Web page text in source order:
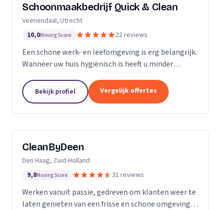
Schoonmaakbedrijf Quick & Clean
Veenendaal, Utrecht
10,0Moving Score 22 reviews
Een schone werk- en leefomgeving is erg belangrijk.
Wanneer uw huis hygiënisch is heeft u minder
een goede indruk op anderen, als uw bedrijfspand...
Bekijk profiel Vergelijk offertes
CleanByDeen
Den Haag, Zuid-Holland
9,8Moving Score 31 reviews
Werken vanuit passie, gedreven om klanten weer te
laten genieten van een frisse en schone omgeving.